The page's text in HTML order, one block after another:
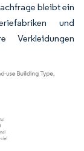
bleibt ein
und
Verkleidungen